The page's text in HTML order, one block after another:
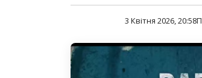
3 Квітня 2026, 20:58